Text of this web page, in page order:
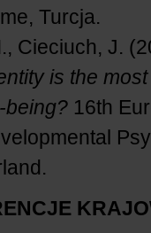
Turcja.
Cieciuch, J.
is the
being? 16th